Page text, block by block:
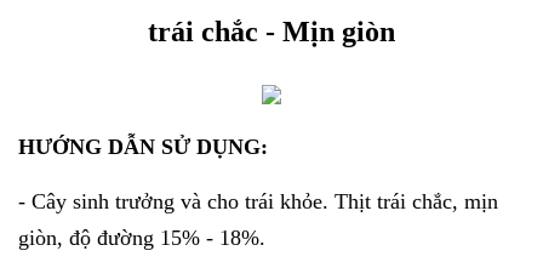
trái chắc - Mịn giòn
HƯỚNG DẪN SỬ DỤNG:
- Cây sinh trưởng và cho trái khỏe. Thịt trái chắc, mịn
giòn, độ đường 15% - 18%.